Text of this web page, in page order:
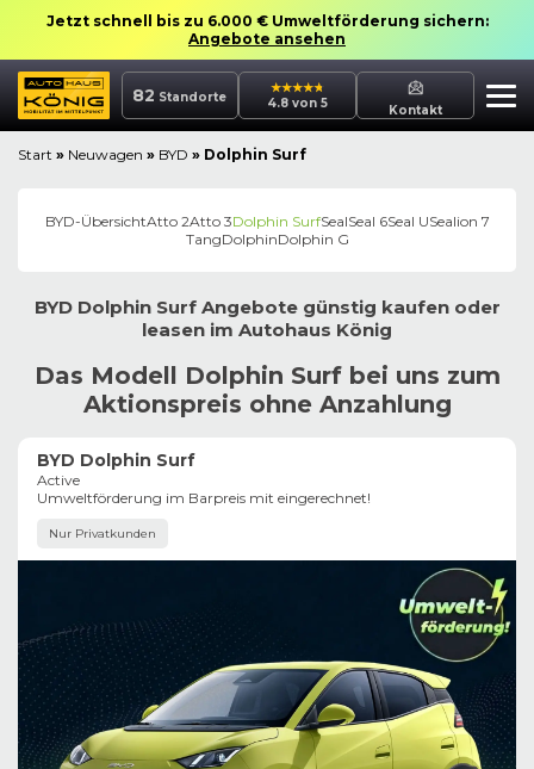
Jetzt schnell bis zu 6.000 € Umweltförderung sichern:
Angebote ansehen
82 Standorte 4.8 von 5 Kontakt
Start » Neuwagen » BYD » Dolphin Surf
BYD-ÜbersichtAtto 2Atto 3Dolphin SurfSealSeal 6Seal USealion 7
TangDolphinDolphin G
BYD Dolphin Surf Angebote günstig kaufen oder
leasen im Autohaus König
Das Modell Dolphin Surf bei uns zum
Aktionspreis ohne Anzahlung
BYD Dolphin Surf
Active
Umweltförderung im Barpreis mit eingerechnet!
Nur Privatkunden